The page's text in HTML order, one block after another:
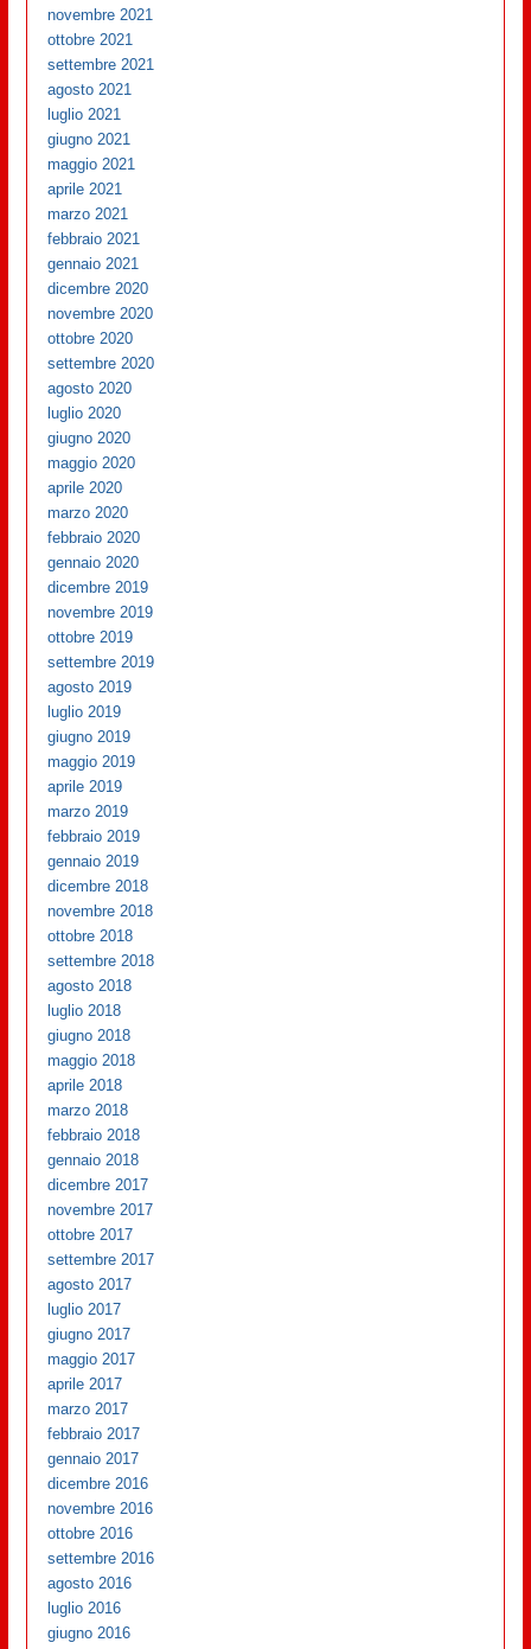
novembre 2021
ottobre 2021
settembre 2021
agosto 2021
luglio 2021
giugno 2021
maggio 2021
aprile 2021
marzo 2021
febbraio 2021
gennaio 2021
dicembre 2020
novembre 2020
ottobre 2020
settembre 2020
agosto 2020
luglio 2020
giugno 2020
maggio 2020
aprile 2020
marzo 2020
febbraio 2020
gennaio 2020
dicembre 2019
novembre 2019
ottobre 2019
settembre 2019
agosto 2019
luglio 2019
giugno 2019
maggio 2019
aprile 2019
marzo 2019
febbraio 2019
gennaio 2019
dicembre 2018
novembre 2018
ottobre 2018
settembre 2018
agosto 2018
luglio 2018
giugno 2018
maggio 2018
aprile 2018
marzo 2018
febbraio 2018
gennaio 2018
dicembre 2017
novembre 2017
ottobre 2017
settembre 2017
agosto 2017
luglio 2017
giugno 2017
maggio 2017
aprile 2017
marzo 2017
febbraio 2017
gennaio 2017
dicembre 2016
novembre 2016
ottobre 2016
settembre 2016
agosto 2016
luglio 2016
giugno 2016